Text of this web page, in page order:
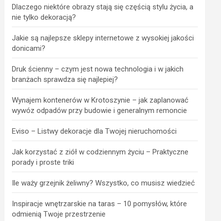
Dlaczego niektóre obrazy stają się częścią stylu życia, a
nie tylko dekoracją?
Jakie są najlepsze sklepy internetowe z wysokiej jakości
donicami?
Druk ścienny – czym jest nowa technologia i w jakich
branżach sprawdza się najlepiej?
Wynajem kontenerów w Krotoszynie – jak zaplanować
wywóz odpadów przy budowie i generalnym remoncie
Eviso – Listwy dekoracje dla Twojej nieruchomości
Jak korzystać z ziół w codziennym życiu – Praktyczne
porady i proste triki
Ile waży grzejnik żeliwny? Wszystko, co musisz wiedzieć
Inspiracje wnętrzarskie na taras – 10 pomysłów, które
odmienią Twoje przestrzenie